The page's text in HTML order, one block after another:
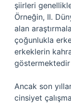
şiirleri
Örneğin, II.
alan
çoğunlukla
erkeklerin
Ancak son
cinsiyet